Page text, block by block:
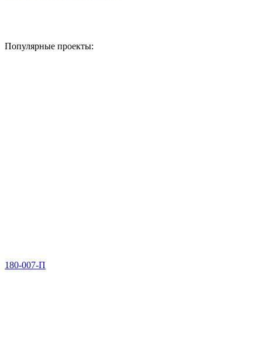
Популярные проекты:
180-007-П